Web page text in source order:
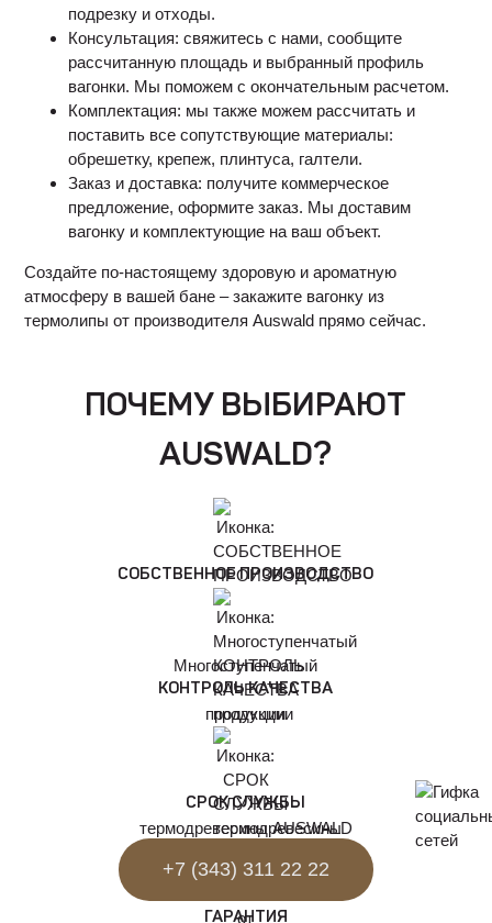
+7 (343) 311 22 22
подрезку и отходы.
Консультация: свяжитесь с нами, сообщите
рассчитанную площадь и выбранный профиль
вагонки. Мы поможем с окончательным расчетом.
Комплектация: мы также можем рассчитать и
поставить все сопутствующие материалы:
обрешетку, крепеж, плинтуса, галтели.
Заказ и доставка: получите коммерческое
предложение, оформите заказ. Мы доставим
вагонку и комплектующие на ваш объект.
Создайте по-настоящему здоровую и ароматную
атмосферу в вашей бане – закажите вагонку из
термолипы от производителя Auswald прямо сейчас.
ПОЧЕМУ ВЫБИРАЮТ
AUSWALD?
СОБСТВЕННОЕ ПРОИЗВОДСТВО
Многоступенчатый
КОНТРОЛЬ КАЧЕСТВА
продукции
СРОК СЛУЖБЫ
термодревесины AUSWALD
ГАРАНТИЯ